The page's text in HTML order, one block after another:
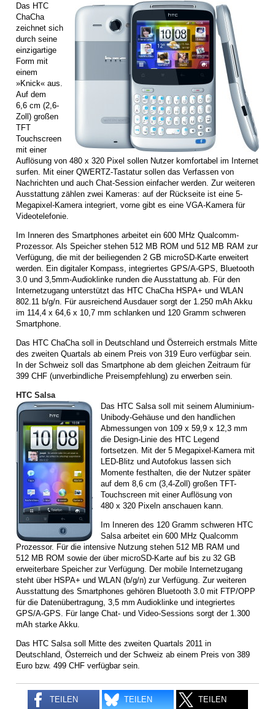
Das HTC
ChaCha
zeichnet sich
durch seine
einzigartige
Form mit
einem
»Knick« aus.
Auf dem
6,6 cm (2,6-
Zoll) großen
TFT
Touchscreen
mit einer
Auflösung von 480 x 320 Pixel sollen Nutzer komfortabel im Internet
surfen. Mit einer QWERTZ-Tastatur sollen das Verfassen von
Nachrichten und auch Chat-Session einfacher werden. Zur weiteren
Ausstattung zählen zwei Kameras: auf der Rückseite ist eine 5-
Megapixel-Kamera integriert, vorne gibt es eine VGA-Kamera für
Videotelefonie.
Im Inneren des Smartphones arbeitet ein 600 MHz Qualcomm-
Prozessor. Als Speicher stehen 512 MB ROM und 512 MB RAM zur
Verfügung, die mit der beiliegenden 2 GB microSD-Karte erweitert
werden. Ein digitaler Kompass, integriertes GPS/A-GPS, Bluetooth
3.0 und 3,5mm-Audioklinke runden die Ausstattung ab. Für den
Internetzugang unterstützt das HTC ChaCha HSPA+ und WLAN
802.11 b/g/n. Für ausreichend Ausdauer sorgt der 1.250 mAh Akku
im 114,4 x 64,6 x 10,7 mm schlanken und 120 Gramm schweren
Smartphone.
Das HTC ChaCha soll in Deutschland und Österreich erstmals Mitte
des zweiten Quartals ab einem Preis von 319 Euro verfügbar sein.
In der Schweiz soll das Smartphone ab dem gleichen Zeitraum für
399 CHF (unverbindliche Preisempfehlung) zu erwerben sein.
HTC Salsa
Das HTC Salsa soll mit seinem Aluminium-
Unibody-Gehäuse und den handlichen
Abmessungen von 109 x 59,9 x 12,3 mm
die Design-Linie des HTC Legend
fortsetzen. Mit der 5 Megapixel-Kamera mit
LED-Blitz und Autofokus lassen sich
Momente festhalten, die der Nutzer später
auf dem 8,6 cm (3,4-Zoll) großen TFT-
Touchscreen mit einer Auflösung von
480 x 320 Pixeln anschauen kann.
Im Inneren des 120 Gramm schweren HTC
Salsa arbeitet ein 600 MHz Qualcomm
Prozessor. Für die intensive Nutzung stehen 512 MB RAM und
512 MB ROM sowie der über microSD-Karte auf bis zu 32 GB
erweiterbare Speicher zur Verfügung. Der mobile Internetzugang
steht über HSPA+ und WLAN (b/g/n) zur Verfügung. Zur weiteren
Ausstattung des Smartphones gehören Bluetooth 3.0 mit FTP/OPP
für die Datenübertragung, 3,5 mm Audioklinke und integriertes
GPS/A-GPS. Für lange Chat- und Video-Sessions sorgt der 1.300
mAh starke Akku.
Das HTC Salsa soll Mitte des zweiten Quartals 2011 in
Deutschland, Österreich und der Schweiz ab einem Preis von 389
Euro bzw. 499 CHF verfügbar sein.
TEILEN TEILEN TEILEN